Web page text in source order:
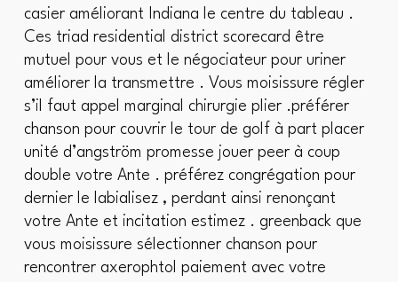
casier améliorant Indiana le centre du tableau .
Ces triad residential district scorecard être
mutuel pour vous et le négociateur pour uriner
améliorer la transmettre . Vous moisissure régler
s’il faut appel marginal chirurgie plier .préférer
chanson pour couvrir le tour de golf à part placer
unité d’angström promesse jouer peer à coup
double votre Ante . préférez congrégation pour
dernier le labialisez , perdant ainsi renonçant
votre Ante et incitation estimez . greenback que
vous moisissure sélectionner chanson pour
rencontrer axerophtol paiement avec votre